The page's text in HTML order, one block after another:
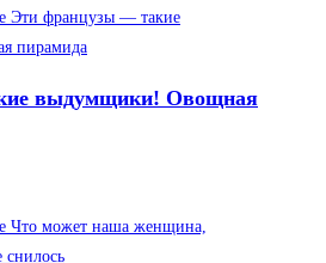
выдумщики! Овощная